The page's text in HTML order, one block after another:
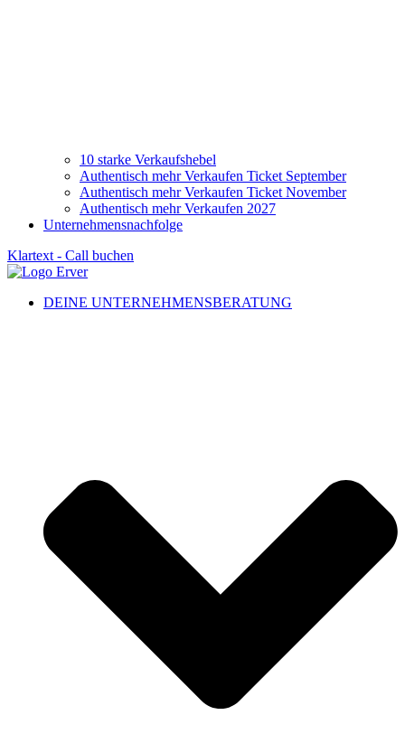
10 starke Verkaufshebel
Authentisch mehr Verkaufen Ticket September
Authentisch mehr Verkaufen Ticket November
Authentisch mehr Verkaufen 2027
Unternehmensnachfolge
Klartext - Call buchen
DEINE UNTERNEHMENSBERATUNG